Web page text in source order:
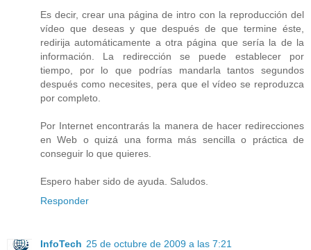
Es decir, crear una página de intro con la reproducción del
vídeo que deseas y que después de que termine éste,
redirija automáticamente a otra página que sería la de la
información. La redirección se puede establecer por
tiempo, por lo que podrías mandarla tantos segundos
después como necesites, pera que el vídeo se reproduzca
por completo.
Por Internet encontrarás la manera de hacer redirecciones
en Web o quizá una forma más sencilla o práctica de
conseguir lo que quieres.
Espero haber sido de ayuda. Saludos.
Responder
InfoTech 25 de octubre de 2009 a las 7:21